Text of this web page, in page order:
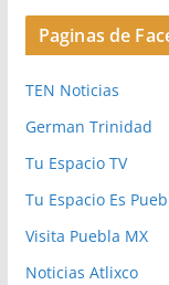
Paginas de
TEN Noticias
German Trinidad
Tu Espacio TV
Tu Espacio Es
Visita Puebla MX
Noticias Atlixco